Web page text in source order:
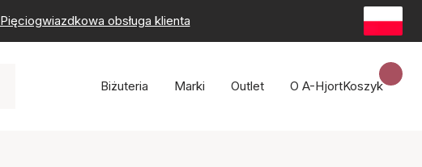
Pięciogwiazdkowa obsługa klienta
Biżuteria Marki Outlet O A-HjortKoszyk